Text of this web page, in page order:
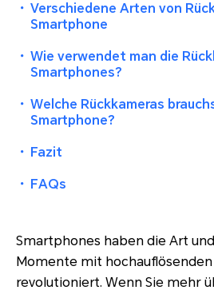
・ Verschiedene Arten von
Smartphone
・ Wie verwendet man die
Smartphones?
・ Welche Rückkameras
Smartphone?
・ Fazit
・ FAQs
Smartphones haben die Art
Momente mit
revolutioniert. Wenn Sie mehr